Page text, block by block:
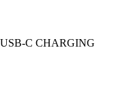
C CHARGING